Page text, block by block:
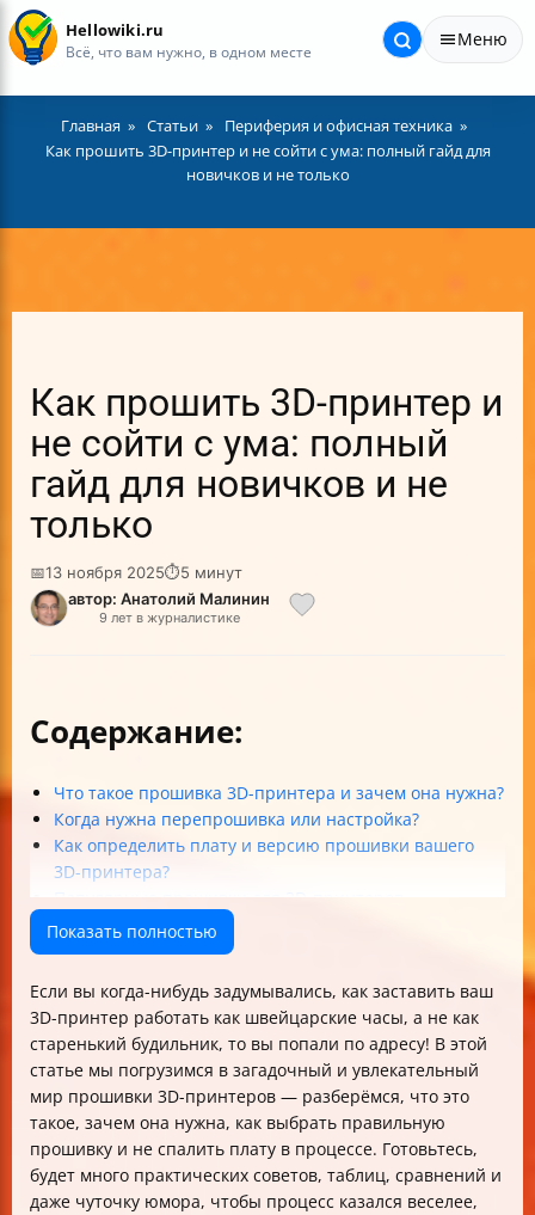
Hellowiki.ru
Всё, что вам нужно, в одном месте
Меню
Главная Статьи
Периферия и офисная техника
Как прошить 3D-принтер и не сойти с ума: полный гайд для
новичков и не только
Как прошить 3D-принтер и
не сойти с ума: полный
гайд для новичков и не
только
📅13 ноября 2025⏱5 минут
автор: Анатолий Малинин
9 лет в журналистике
Содержание:
Что такое прошивка 3D-принтера и зачем она нужна?
Когда нужна перепрошивка или настройка?
Как определить плату и версию прошивки вашего
3D-принтера?
Популярные прошивки для 3D-принтеров
Marlin vs Klipper: битва титанов
Настройка и установка прошивки: пошагово
Чек-лист для перепрошивки 3D-принтера
Заключение
Показать полностью
Если вы когда-нибудь задумывались, как заставить ваш
3D-принтер работать как швейцарские часы, а не как
старенький будильник, то вы попали по адресу! В этой
статье мы погрузимся в загадочный и увлекательный
мир прошивки 3D-принтеров — разберёмся, что это
такое, зачем она нужна, как выбрать правильную
прошивку и не спалить плату в процессе. Готовьтесь,
будет много практических советов, таблиц, сравнений и
даже чуточку юмора, чтобы процесс казался веселее,